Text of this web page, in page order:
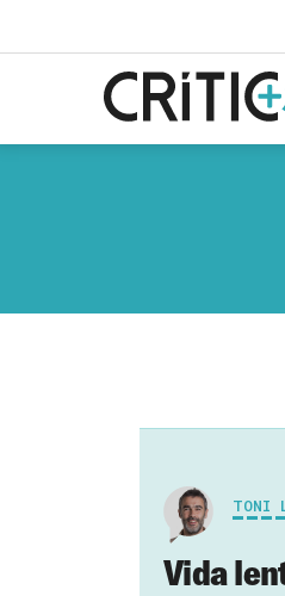
TONI
Vida